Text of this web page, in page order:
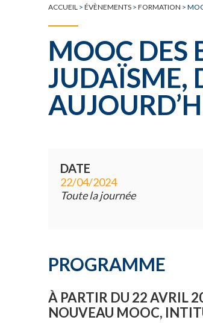
ACCUEIL > ÉVÈNEMENTS > FORMATION >
MOOC DES
JUDAÏSME,
DATE
22/04/2024
Toute la journée
PROGRAMME
À PARTIR DU 22 AVRIL
NOUVEAU MOOC,